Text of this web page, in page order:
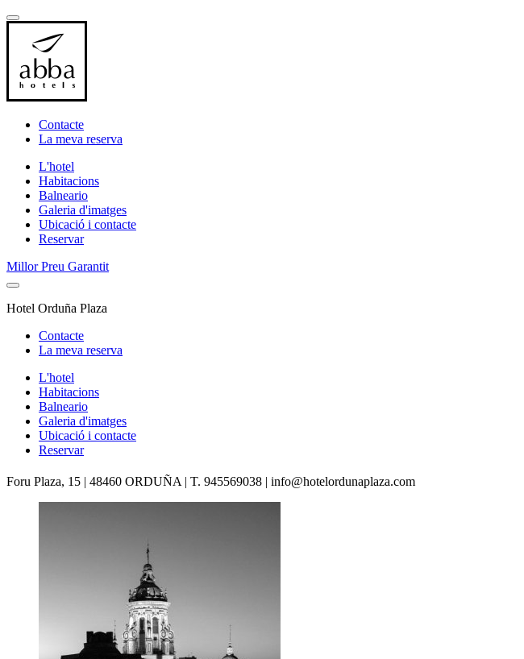
Contacte
La meva reserva
L'hotel
Habitacions
Balneario
Galeria d'imatges
Ubicació i contacte
Reservar
Millor Preu Garantit
Hotel Orduña Plaza
Contacte
La meva reserva
L'hotel
Habitacions
Balneario
Galeria d'imatges
Ubicació i contacte
Reservar
Foru Plaza, 15 | 48460 ORDUÑA | T. 945569038 | info@hotelordunaplaza.com